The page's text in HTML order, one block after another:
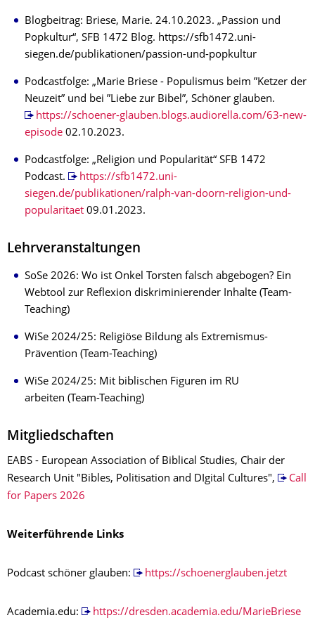
Blogbeitrag: Briese, Marie. 24.10.2023. „Passion und
Popkultur“, SFB 1472 Blog. https://sfb1472.uni-
siegen.de/publikationen/passion-und-popkultur
Podcastfolge: „Marie Briese - Populismus beim ”Ketzer der
Neuzeit” und bei ”Liebe zur Bibel”, Schöner glauben.
https://schoener-glauben.blogs.audiorella.com/63-new-
episode 02.10.2023.
Podcastfolge: „Religion und Popularität“ SFB 1472
Podcast.
https://sfb1472.uni-
siegen.de/publikationen/ralph-van-doorn-religion-und-
popularitaet 09.01.2023.
Lehrveranstaltungen
SoSe 2026: Wo ist Onkel Torsten falsch abgebogen? Ein
Webtool zur Reflexion diskriminierender Inhalte (Team-
Teaching)
WiSe 2024/25: Religiöse Bildung als Extremismus-
Prävention (Team-Teaching)
WiSe 2024/25: Mit biblischen Figuren im RU
arbeiten (Team-Teaching)
Mitgliedschaften
EABS - European Association of Biblical Studies, Chair der
Research Unit "Bibles, Politisation and DIgital Cultures",
Call
for Papers 2026
Weiterführende Links
Podcast schöner glauben: https://schoenerglauben.jetzt
Academia.edu: https://dresden.academia.edu/MarieBriese